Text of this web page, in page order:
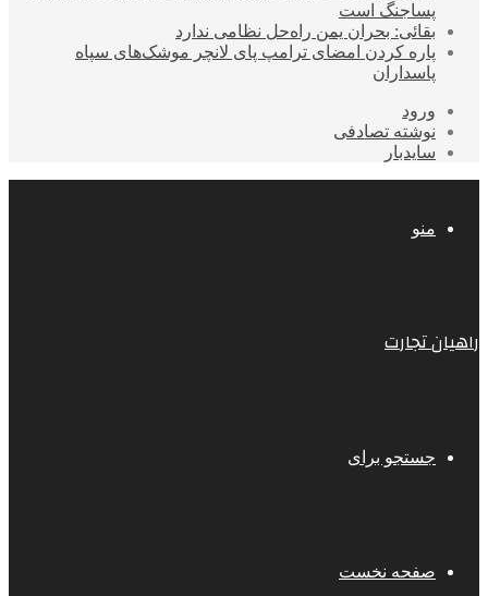
پساجنگ است
بقائی: بحران یمن راه‌حل نظامی ندارد
پاره کردن امضای ترامپ پای لانچر موشک‌های سپاه
پاسداران
ورود
نوشته تصادفی
سایدبار
منو
راهیان تجارت
جستجو برای
صفحه نخست